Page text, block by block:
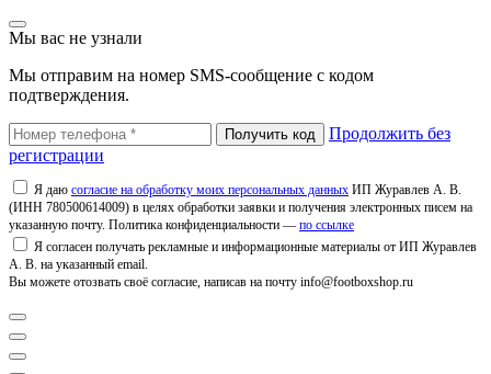
Мы вас не узнали
Мы отправим на номер SMS-сообщение с кодом
подтверждения.
Продолжить без
регистрации
Я даю согласие на обработку моих персональных данных ИП Журавлев А. В.
(ИНН 780500614009) в целях обработки заявки и получения электронных писем на
указанную почту. Политика конфиденциальности — по ссылке
Я согласен получать рекламные и информационные материалы от ИП Журавлев
А. В. на указанный email.
Вы можете отозвать своё согласие, написав на почту info@footboxshop.ru